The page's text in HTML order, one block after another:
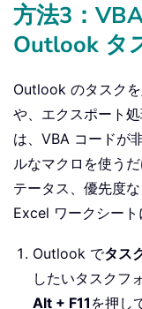
方法3：
Outlook タ
Outlook のタスク
や、エクスポート
は、VBA コードが
ルなマクロを使う
テータス、優先度
Excel ワークシート
Outlook でタス
したいタスクフ
Alt + F11 を押し